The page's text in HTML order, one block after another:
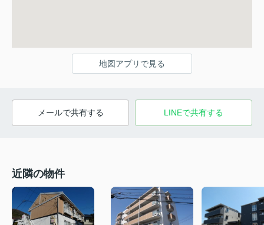
地図アプリで見る
メールで共有する LINEで共有する
近隣の物件